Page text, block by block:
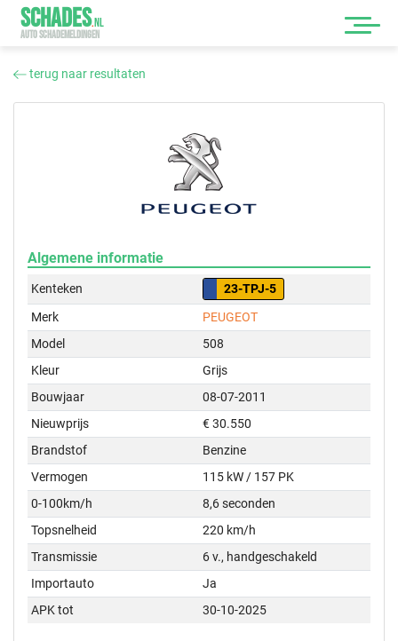
SCHADES.NL
AUTO SCHADEMELDINGEN
terug naar resultaten
Algemene informatie
Kenteken
23-TPJ-5
Merk
PEUGEOT
Model
508
Kleur
Grijs
Bouwjaar
08-07-2011
Nieuwprijs
€ 30.550
Brandstof
Benzine
Vermogen
115 kW / 157 PK
0-100km/h
8,6 seconden
Topsnelheid
220 km/h
Transmissie
6 v., handgeschakeld
Importauto
Ja
APK tot
30-10-2025